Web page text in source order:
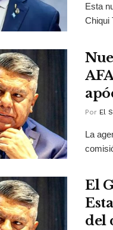
Esta
Chiqui
Por El
La
El
del